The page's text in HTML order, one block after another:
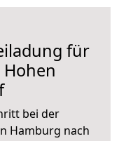
für
bei der
Hamburg nach